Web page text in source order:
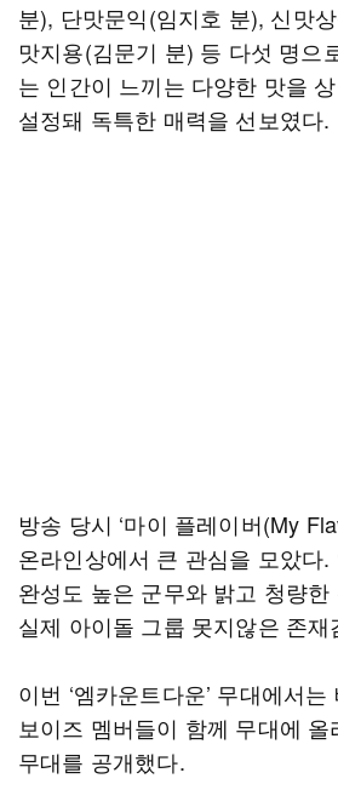
분), 단맛문익(임지호 분), 신맛
맛지용(김문기 분) 등 다섯 명으
는 인간이 느끼는 다양한 맛을
설정돼 독특한 매력을 선보였다.
방송 당시 ‘마이 플레이버(My
온라인상에서 큰 관심을 모았다
완성도 높은 군무와 밝고 청량
실제 아이돌 그룹 못지않은 존
이번 ‘엠카운트다운’ 무대에서
보이즈 멤버들이 함께 무대에 올
무대를 공개했다.